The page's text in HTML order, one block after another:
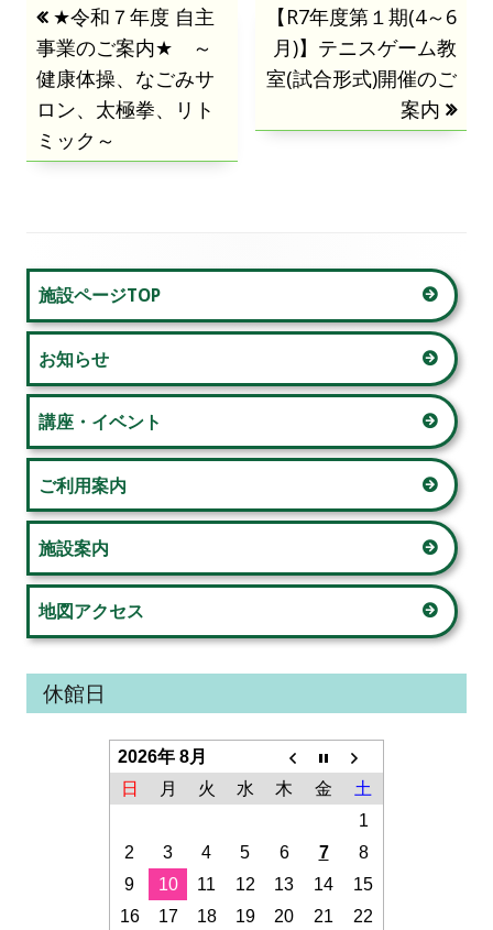
投
稿
ナ
ビ
シ
ョ
ン
前
の
記
事:
★令和７年度 自主
事業のご案内★ ～
健康体操、なごみサ
ロン、太極拳、リト
ミック～
次
の
記
【R7年度第１期(4～6
月)】テニスゲーム教
室(試合形式)開催のご
案内
メ
イ
ン
サ
イ
ド
バ
ー
施設ページTOP
お知らせ
講座・イベント
ご利用案内
施設案内
地図アクセス
休館日
2026年 8月
日
月 火 水 木 金
土
1
2
3 4 5 6 7
8
9
10 11 12 13 14
15
16
17 18 19 20 21
22